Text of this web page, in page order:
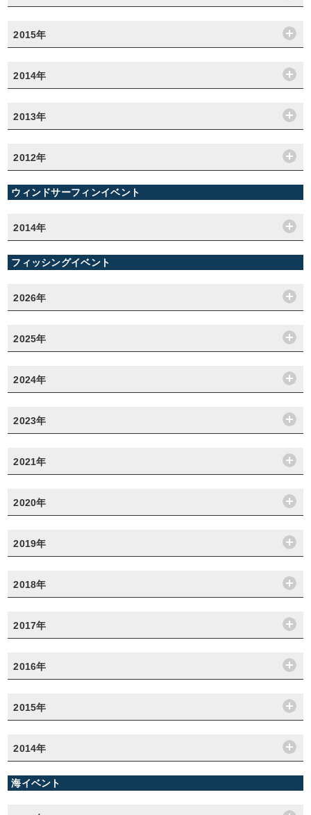
2015年
2014年
2013年
2012年
ウィンドサーフィンイベント
2014年
フィッシングイベント
2026年
2025年
2024年
2023年
2021年
2020年
2019年
2018年
2017年
2016年
2015年
2014年
海イベント